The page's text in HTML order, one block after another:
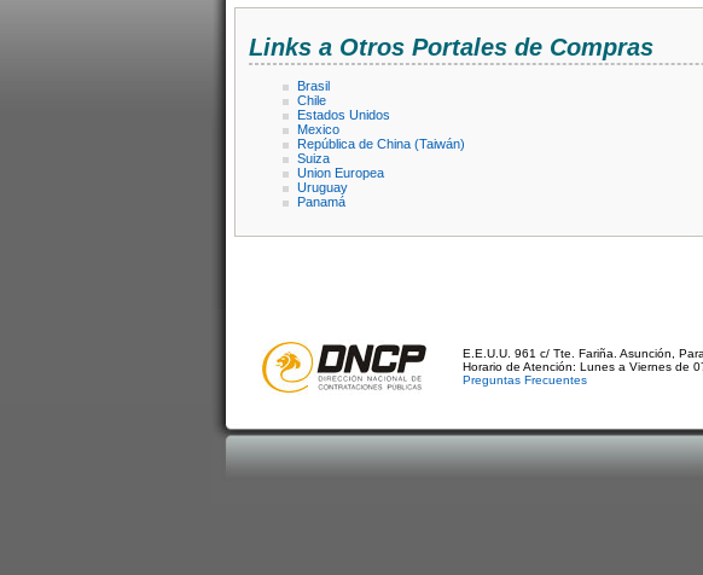
Links a Otros Portales de Compras
Brasil
Chile
Estados Unidos
Mexico
República de China (Taiwán)
Suiza
Union Europea
Uruguay
Panamá
E.E.U.U. 961 c/ Tte. Fariña. Asunción,
Horario de Atención: Lunes a Viernes de
Preguntas Frecuentes